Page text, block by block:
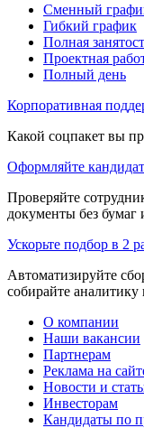
Сменный
Гибкий график
Полная
Проектная
Полный день
Корпоративная
Какой соцпакет вы
Оформляйте
Проверяйте
документы без бумаг
Ускорьте подбор в 2
Автоматизируйте
собирайте аналитику
О компании
Наши вакансии
Партнерам
Реклама на
Новости и
Инвесторам
Кандидаты по